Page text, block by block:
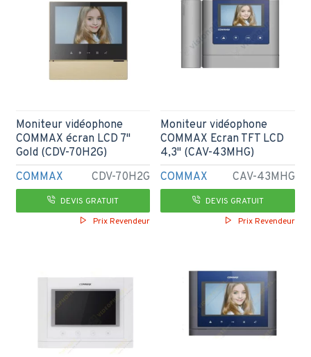
COMMAX CDV-70H2G
Moniteur vidéophone
COMMAX écran LCD 7"
Gold (CDV-70H2G)
DEVIS GRATUIT
Prix Revendeur
COMMAX CAV-43MHG
Moniteur vidéophone
COMMAX Ecran TFT LCD
4,3" (CAV-43MHG)
DEVIS GRATUIT
Prix Revendeur